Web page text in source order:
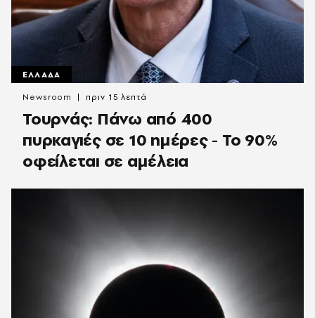
ΕΛΛΑΔΑ
Τουρνάς: Πάνω από 400
πυρκαγιές σε 10 ημέρες - Το 90%
οφείλεται σε αμέλεια
Newsroom πριν 15 λεπτά